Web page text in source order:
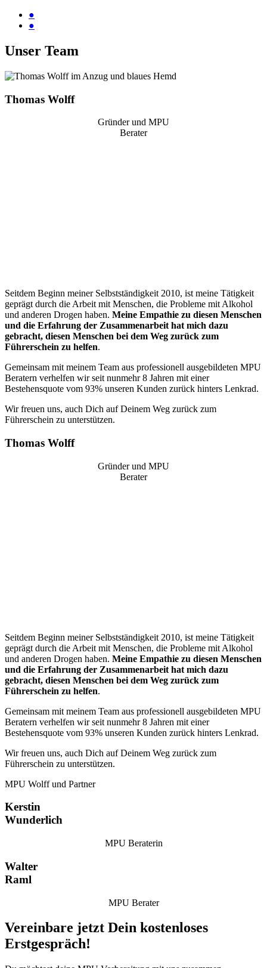
●
●
Unser Team
Thomas Wolff
Gründer und MPU
Berater
Seitdem Beginn meiner Selbstständigkeit 2010, ist meine Tätigkeit
geprägt durch die Arbeit mit Menschen, die Probleme mit Alkohol
und anderen Drogen haben. Meine Empathie zu diesen Menschen
und die Erfahrung der Zusammenarbeit hat mich dazu
gebracht, diesen Menschen bei dem Weg zurück zum
Führerschein zu helfen.
Gemeinsam mit meinem Team aus professionell ausgebildeten MPU
Beratern verhelfen wir seit nunmehr 8 Jahren mit einer
Bestehensquote vom 93% unseren Kunden zurück hinters Lenkrad.
Wir freuen uns, auch Dich auf Deinem Weg zurück zum
Führerschein zu unterstützen.
Thomas Wolff
Gründer und MPU
Berater
Seitdem Beginn meiner Selbstständigkeit 2010, ist meine Tätigkeit
geprägt durch die Arbeit mit Menschen, die Probleme mit Alkohol
und anderen Drogen haben. Meine Empathie zu diesen Menschen
und die Erfahrung der Zusammenarbeit hat mich dazu
gebracht, diesen Menschen bei dem Weg zurück zum
Führerschein zu helfen.
Gemeinsam mit meinem Team aus professionell ausgebildeten MPU
Beratern verhelfen wir seit nunmehr 8 Jahren mit einer
Bestehensquote vom 93% unseren Kunden zurück hinters Lenkrad.
Wir freuen uns, auch Dich auf Deinem Weg zurück zum
Führerschein zu unterstützen.
MPU Wolff und Partner
Kerstin
Wunderlich
MPU Beraterin
Walter
Raml
MPU Berater
Vereinbare jetzt Dein kostenloses
Erstgespräch!